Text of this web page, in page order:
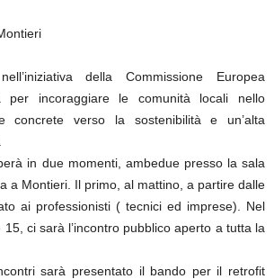
della Commissione Europea
per incoraggiare le comunità locali nello
concrete verso la sostenibilità e un’alta
in due momenti, ambedue presso la sala
a Montieri. Il primo, al mattino, a partire dalle
ai professionisti ( tecnici ed imprese). Nel
ci sarà l’incontro pubblico aperto a tutta la
sarà presentato il bando per il retrofit